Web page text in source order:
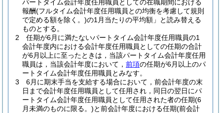
パートタイム会計年度任用職員としての在職期間における
報酬(フルタイム会計年度任用職員との均衡を考慮して規則
で定める額を除く。)の1月当たりの平均額」と読み替える
ものとする。
2
任期が6月に満たないパートタイム会計年度任用職員の1
会計年度内における会計年度任用職員としての任期の合計
が6月以上に至ったときは，当該パートタイム会計年度任用
職員は，当該会計年度において， 前項の任期が6月以上のパ
ートタイム会計年度任用職員とみなす。
3
6月に期末手当を支給する場合において，前会計年度の末
日まで会計年度任用職員として任用され，同日の翌日にパ
ートタイム会計年度任用職員として任用された者の任期(6
月未満のものに限る。)と前会計年度における任期(前会計